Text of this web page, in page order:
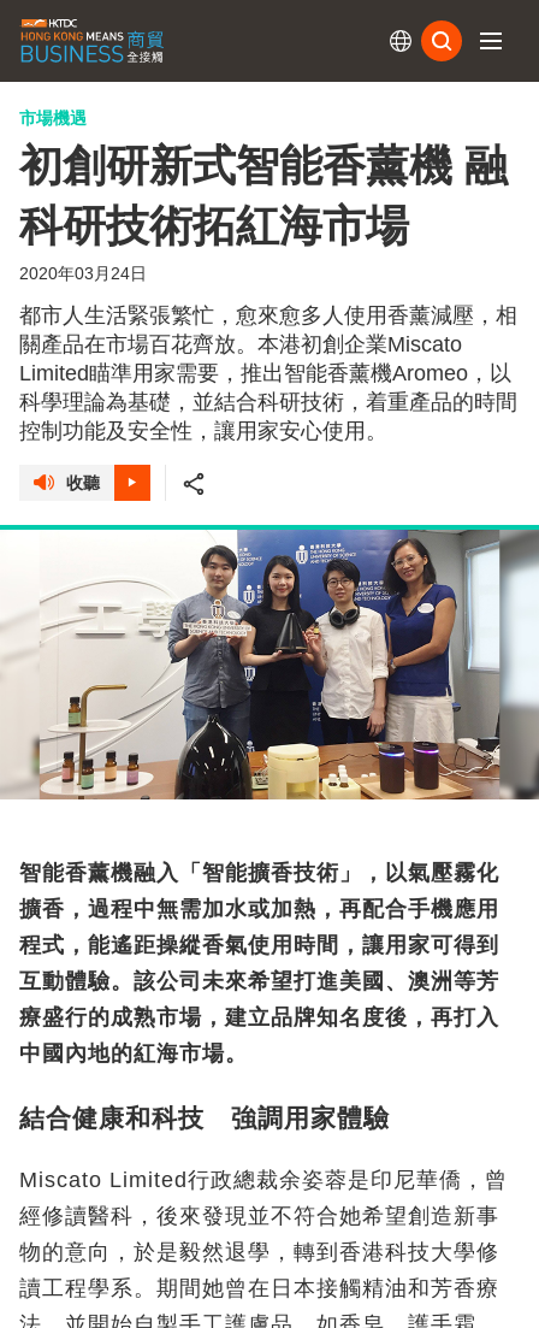
市場機遇
初創研新式智能香薰機 融
科研技術拓紅海市場
2020年03月24日
都市人生活緊張繁忙，愈來愈多人使用香薰減壓，相
關產品在市場百花齊放。本港初創企業Miscato
Limited瞄準用家需要，推出智能香薰機Aromeo，以
科學理論為基礎，並結合科研技術，着重產品的時間
控制功能及安全性，讓用家安心使用。
收聽
智能香薰機融入「智能擴香技術」，以氣壓霧化
擴香，過程中無需加水或加熱，再配合手機應用
程式，能遙距操縱香氣使用時間，讓用家可得到
互動體驗。該公司未來希望打進美國、澳洲等芳
療盛行的成熟市場，建立品牌知名度後，再打入
中國內地的紅海市場。
結合健康和科技 強調用家體驗
Miscato Limited行政總裁余姿蓉是印尼華僑，曾
經修讀醫科，後來發現並不符合她希望創造新事
物的意向，於是毅然退學，轉到香港科技大學修
讀工程學系。期間她曾在日本接觸精油和芳香療